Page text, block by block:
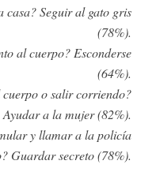
casa? Seguir al gato gris
(78%).
al cuerpo? Esconderse
(64%).
o salir corriendo?
Ayudar a la mujer (82%).
y llamar a la policía
Guardar secreto (78%).